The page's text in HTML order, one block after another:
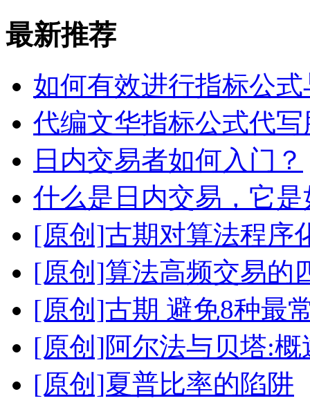
最新推荐
如何有效进行指标公
代编文华指标公式代
日内交易者如何入门？
什么是日内交易，它
[原创]古期对算法程
[原创]算法高频交易
[原创]古期 避免8种最
[原创]阿尔法与贝塔:概
[原创]夏普比率的陷阱